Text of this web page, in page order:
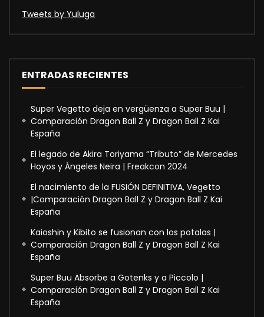
Tweets by Yuluga
ENTRADAS RECIENTES
Super Vegetto deja en vergüenza a Super Buu |
Comparación Dragon Ball Z y Dragon Ball Z Kai
España
El legado de Akira Toriyama “Tributo” de Mercedes
Hoyos y Ángeles Neira | Freakcon 2024
El nacimiento de la FUSIÓN DEFINITIVA, Vegetto
|Comparación Dragon Ball Z y Dragon Ball Z Kai
España
Kaioshin y Kibito se fusionan con los potalas |
Comparación Dragon Ball Z y Dragon Ball Z Kai
España
Super Buu Absorbe a Gotenks y a Piccolo |
Comparación Dragon Ball Z y Dragon Ball Z Kai
España